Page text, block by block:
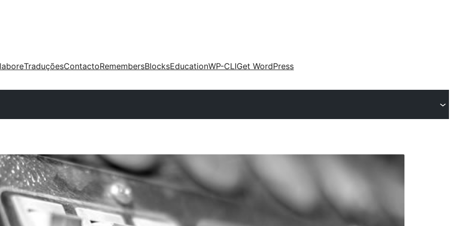
TraduçõesContactoRemembersBlocksEducationWP-CLIGet WordPress